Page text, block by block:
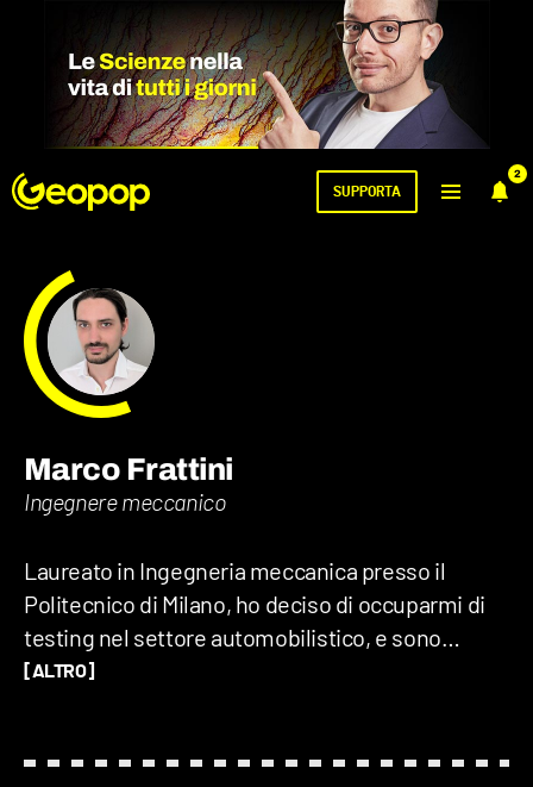
2
SUPPORTA
Marco Frattini
Ingegnere meccanico
Laureato in Ingegneria meccanica presso il
Politecnico di Milano, ho deciso di occuparmi di
testing nel settore automobilistico, e sono
specializzato nell'esecuzione dei test di
principi che permettono il funzionamento degli
[ALTRO]